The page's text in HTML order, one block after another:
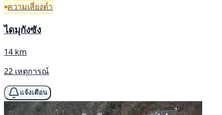
ความเสี่ยงต่ำ
ไดมุกังซัง
14 km
22 เหตุการณ์
แจ้งเตือน